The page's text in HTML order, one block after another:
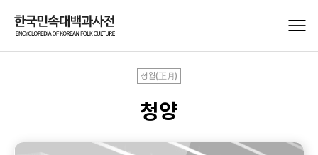
정월(正月)
청양